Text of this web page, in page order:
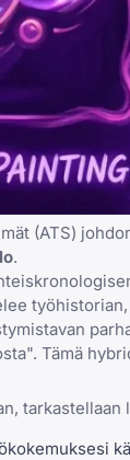
(ATS)
.
Tämä